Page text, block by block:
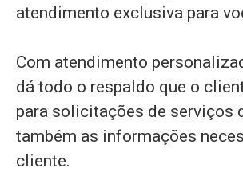
atendimento exclusiva para
Com atendimento
dá todo o respaldo que o
para solicitações de serviços
também as informações
cliente.